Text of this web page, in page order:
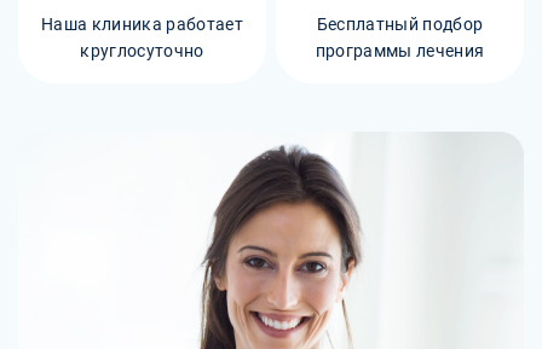
Наша клиника работает
круглосуточно
Бесплатный подбор
программы лечения